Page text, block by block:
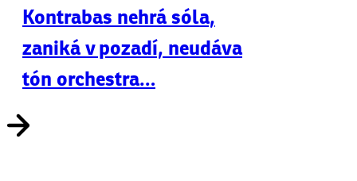
Kontrabas nehrá sóla,
zaniká v pozadí, neudáva
tón orchestra…